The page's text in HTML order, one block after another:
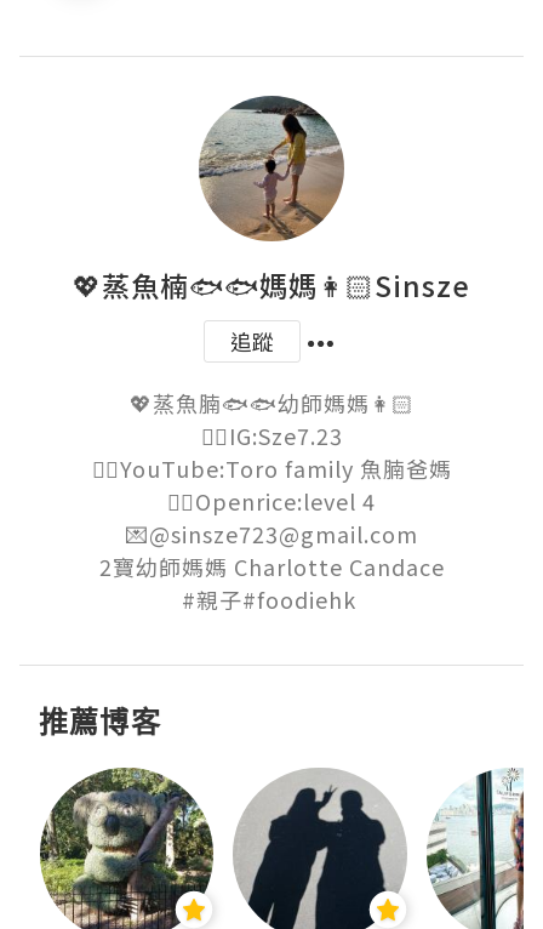
💖蒸魚楠🐟🐟媽媽👩🏻Sinsze
追蹤
💖蒸魚腩🐟🐟幼師媽媽👩🏻
👉🏻IG:Sze7.23
👉🏻YouTube:Toro family 魚腩爸媽
👉🏻Openrice:level 4
💌@sinsze723@gmail.com
2寶幼師媽媽 Charlotte Candace
#親子#foodiehk
推薦博客